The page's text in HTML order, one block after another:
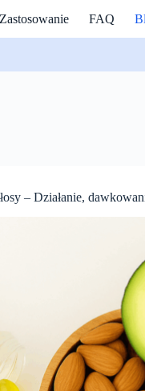
Zastosowanie FAQ
– Działanie,